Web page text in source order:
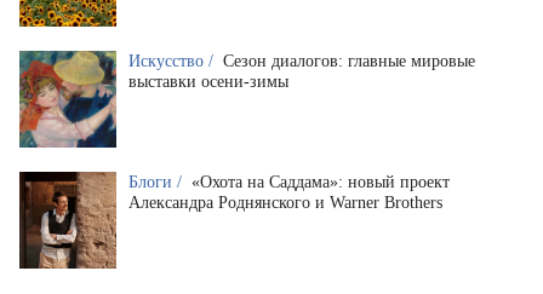
Искусство / Сезон диалогов: главные мировые
выставки осени-зимы
Блоги / «Охота на Саддама»: новый проект
Александра Роднянского и Warner Brothers